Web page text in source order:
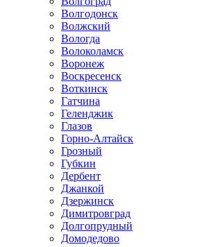
Волгодонск
Волжский
Вологда
Волоколамск
Воронеж
Воскресенск
Воткинск
Гатчина
Геленджик
Глазов
Горно-Алтайск
Грозный
Губкин
Дербент
Джанкой
Дзержинск
Димитровград
Долгопрудный
Домодедово